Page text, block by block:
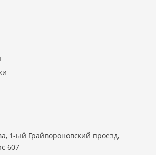
1-ый Грайвороновский проезд,
607